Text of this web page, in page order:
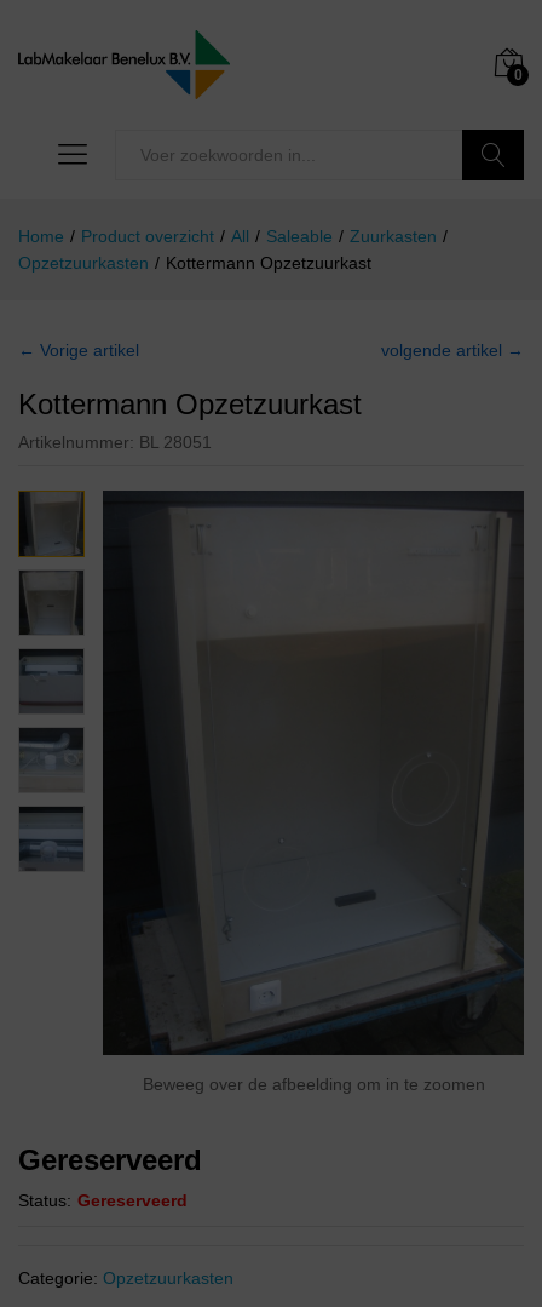
0
Home / Product overzicht / All / Saleable / Zuurkasten /
Opzetzuurkasten / Kottermann Opzetzuurkast
← Vorige artikel volgende artikel →
Kottermann Opzetzuurkast
Artikelnummer: BL 28051
Beweeg over de afbeelding om in te zoomen
Gereserveerd
Status: Gereserveerd
Categorie: Opzetzuurkasten